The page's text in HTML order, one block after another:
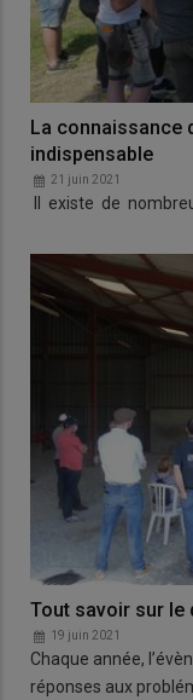
La connaissance
indispensable
21 juin 2021
Il existe de
Tout savoir sur le
19 juin 2021
Chaque année,
réponses aux